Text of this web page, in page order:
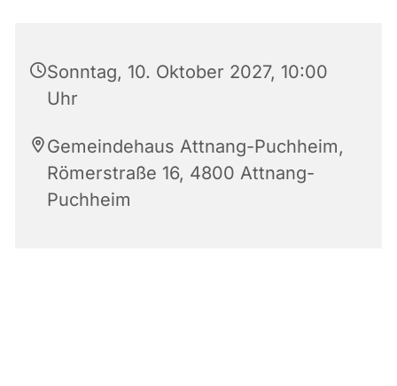
Sonntag, 10. Oktober 2027, 10:00
Uhr
Gemeindehaus Attnang-Puchheim,
Römerstraße 16, 4800 Attnang-
Puchheim